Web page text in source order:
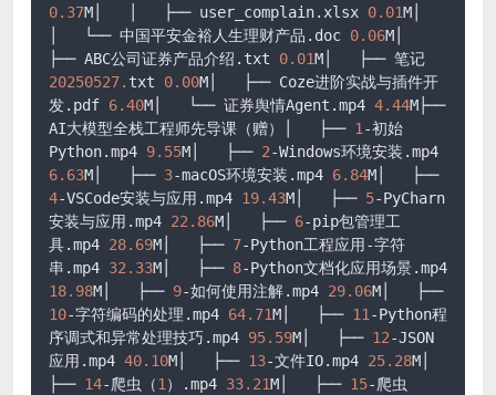
0.37M│   │   ├── user_complain.xlsx 0.01M│
│   └── 中国平安金裕人生理财产品.doc 0.06M│
├── ABC公司证券产品介绍.txt 0.01M│   ├── 笔记
20250527. txt 0.00M│   ├── Coze进阶实战与插件开
发.pdf 6.40M│   └── 证券舆情Agent.mp4 4.44M├──
AI大模型全栈工程师先导课（赠）│   ├── 1-初始
Python.mp4 9.55M│   ├── 2
6.63M│   ├── 3-macOS环境安装.mp4 6.84
M│   ├──
4-VSCode安装与应用.mp4 19.43M│   ├── 5-PyCharn
安装与应用.mp4 22.86M│   ├── 6-pip包管理工
具.mp4 28.69M│   ├── 7-Python工程应用-字符
串.mp4 32.33M│   ├── 8
18.98M│   ├── 9-如何使用注解.mp4 29.06
M│   ├──
10-字符编码的处理.mp4 64.71M│   ├── 11-Python程
序调式和异常处理技巧.mp4 95.59M│   ├── 12-JSON
应用.mp4 40.10M│   ├── 13-文件IO.mp4 25.28M│
├── 14-爬虫（1）.mp4 33.21M│   ├── 15-爬虫